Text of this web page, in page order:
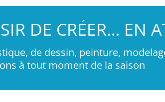
DE CRÉER… EN
de dessin, peinture,
à tout moment de la saison